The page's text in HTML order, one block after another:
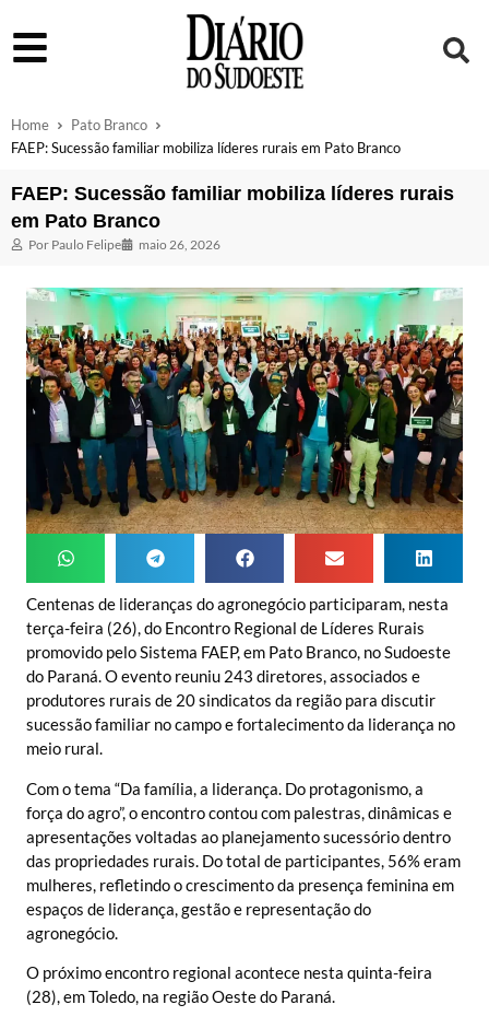
Home
Pato Branco
FAEP: Sucessão familiar mobiliza líderes rurais em Pato Branco
FAEP: Sucessão familiar mobiliza líderes rurais
em Pato Branco
Por Paulo Felipe maio 26, 2026
Centenas de lideranças do agronegócio participaram, nesta
terça-feira (26), do Encontro Regional de Líderes Rurais
promovido pelo Sistema FAEP, em Pato Branco, no Sudoeste
do Paraná. O evento reuniu 243 diretores, associados e
produtores rurais de 20 sindicatos da região para discutir
sucessão familiar no campo e fortalecimento da liderança no
meio rural.
Com o tema “Da família, a liderança. Do protagonismo, a
força do agro”, o encontro contou com palestras, dinâmicas e
apresentações voltadas ao planejamento sucessório dentro
das propriedades rurais. Do total de participantes, 56% eram
mulheres, refletindo o crescimento da presença feminina em
espaços de liderança, gestão e representação do
agronegócio.
O próximo encontro regional acontece nesta quinta-feira
(28), em Toledo, na região Oeste do Paraná.